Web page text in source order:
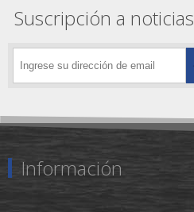
Suscripción a noticias
Información